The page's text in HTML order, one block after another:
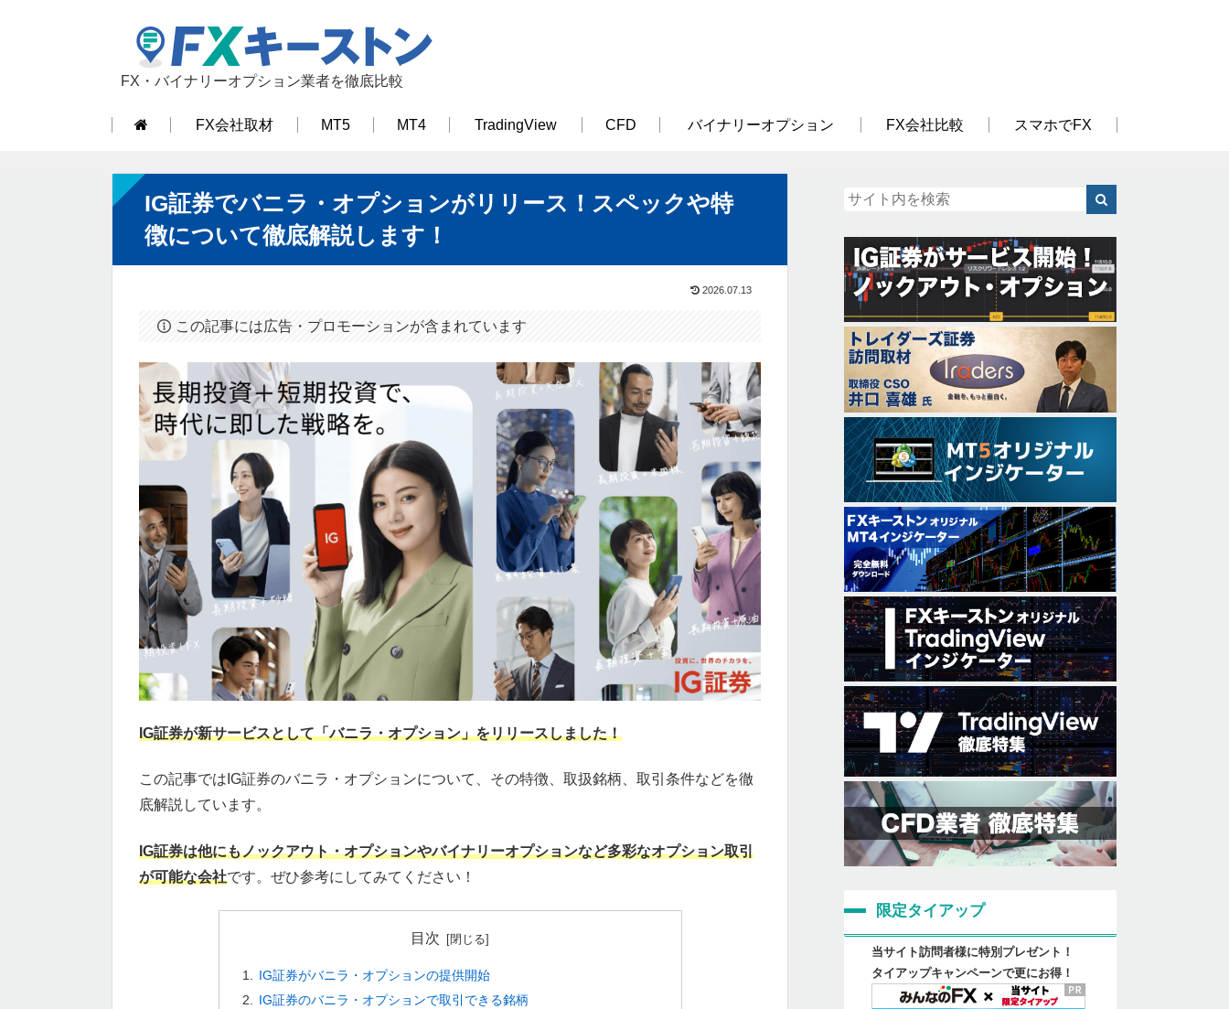
FX・バイナリーオプション業者を徹底比較
FX会社取材 MT5 MT4 TradingView CFD バイナリーオプション FX会社比較 スマホでFX
IG証券でバニラ・オプションがリリース！スペックや特
徴について徹底解説します！
2026.07.13
この記事には広告・プロモーションが含まれています
IG証券が新サービスとして「バニラ・オプション」をリリースしました！
この記事ではIG証券のバニラ・オプションについて、その特徴、取扱銘柄、取引条件などを徹
底解説しています。
IG証券は他にもノックアウト・オプションやバイナリーオプションなど多彩なオプション取引
が可能な会社です。ぜひ参考にしてみてください！
目次
IG証券がバニラ・オプションの提供開始
IG証券のバニラ・オプションで取引できる銘柄
限定タイアップ
当サイト訪問者様に特別プレゼント！
タイアップキャンペーンで更にお得！